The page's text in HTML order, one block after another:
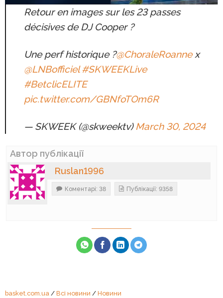
Retour en images sur les 23 passes
décisives de DJ Cooper ?
Une perf historique ?@ChoraleRoannex
@LNBofficiel #SKWEEKLive
#BetclicELITE
pic.twitter.com/GBNfoTOm6R
— SKWEEK (@skweektv) March 30, 2024
Автор публікації
Ruslan1996
Коментарі: 38 Публікації: 9358
basket.com.ua/ Всі новини / Новини